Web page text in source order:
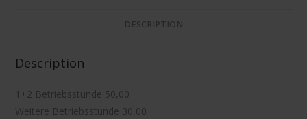
DESCRIPTION
Description
1+2 Betriebsstunde 50,00
Weitere Betriebsstunde 30,00